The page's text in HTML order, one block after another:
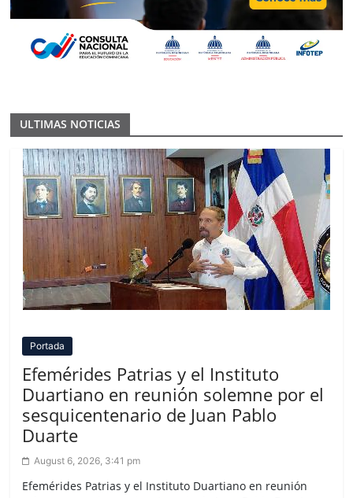
ULTIMAS NOTICIAS
Portada
Efemérides Patrias y el Instituto
Duartiano en reunión solemne por el
sesquicentenario de Juan Pablo
Duarte
August 6, 2026, 3:41 pm
Efemérides Patrias y el Instituto Duartiano en reunión